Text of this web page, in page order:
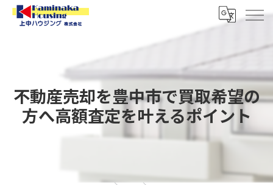
不動産売却を豊中市で買取希望の
方へ高額査定を叶えるポイント